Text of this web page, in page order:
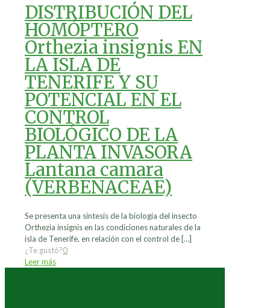
DISTRIBUCIÓN DEL
HOMÓPTERO
Orthezia insignis EN
LA ISLA DE
TENERIFE Y SU
POTENCIAL EN EL
CONTROL
BIOLÓGICO DE LA
PLANTA INVASORA
Lantana camara
(VERBENACEAE)
Se presenta una síntesis de la biología del insecto
Orthezia insignis en las condiciones naturales de la
isla de Tenerife, en relación con el control de […]
¿Te gustó?0
Leer más